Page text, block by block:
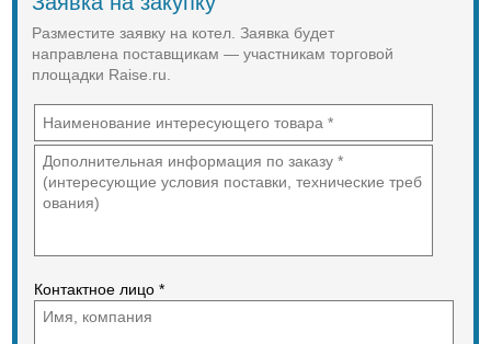
клапан.
камеру сгорания.
Возможность перевода котла на
жидкое топливо (требуется замена
Разместите заявку на котел. Заявка будет
направлена поставщикам — участникам торговой
площадки Raise.ru.
Контактное лицо *